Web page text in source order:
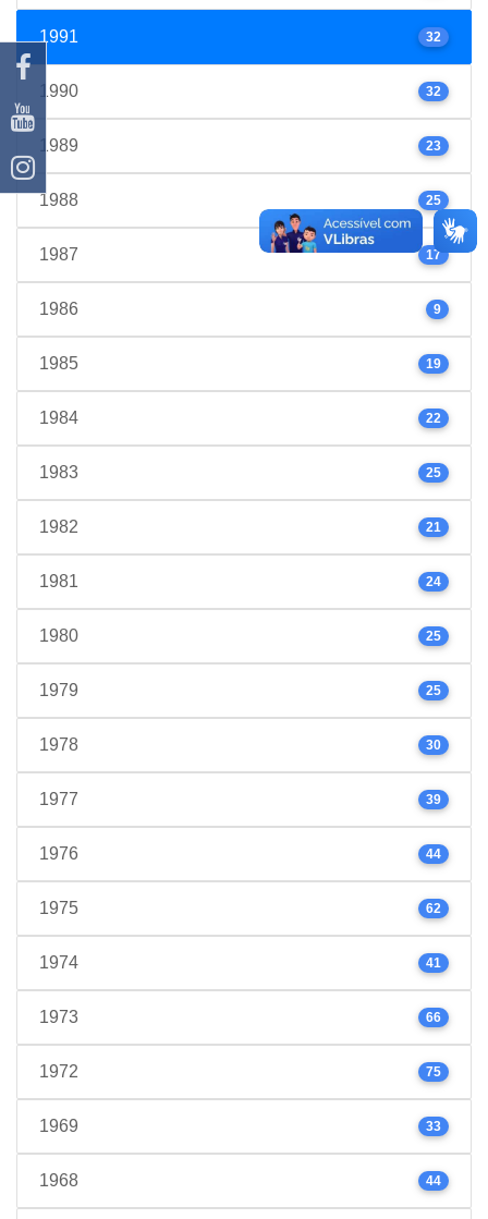
1991 32
1990 32
1989 23
1988 25
1987 17
1986 9
1985 19
1984 22
1983 25
1982 21
1981 24
1980 25
1979 25
1978 30
1977 39
1976 44
1975 62
1974 41
1973 66
1972 75
1969 33
1968 44